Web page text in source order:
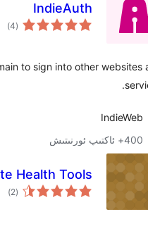
IndieAuth
(4
)
to sign into other websites
IndieWeb
400+ ئاكتىپ ئورنىتىش
Health Tools
(2
)